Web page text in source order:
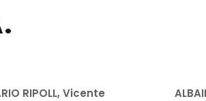
RIPOLL, Vicente